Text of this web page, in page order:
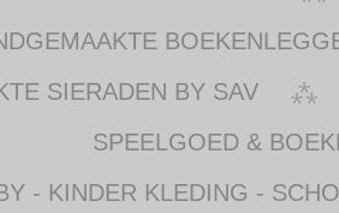
SIERADEN BY SAV
SPEELGOED &
- KINDER KLEDING -